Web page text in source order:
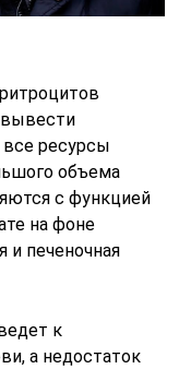
вывести
ресурсы
объема
с функцией
на фоне
и печеночная
к
а недостаток